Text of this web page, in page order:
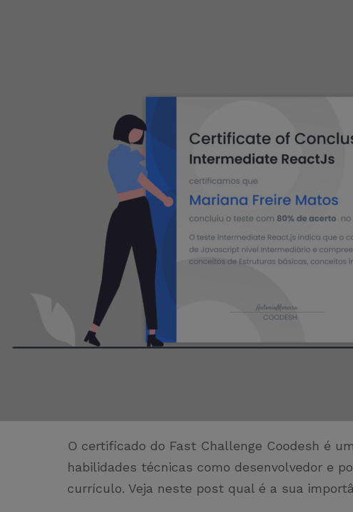
O certificado do Fast Challenge Coodesh é
habilidades técnicas como desenvolvedor e
currículo. Veja neste post qual é a sua